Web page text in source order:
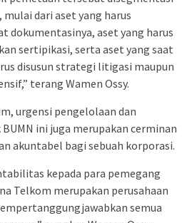
dari aset yang harus
dokumentasinya, aset yang harus
sertipikasi, serta aset yang saat
disusun strategi litigasi maupun
terang Wamen Ossy.
urgensi pengelolaan dan
ini juga merupakan cerminan
akuntabel bagi sebuah korporasi.
kepada para pemegang
Telkom merupakan perusahaan
semua